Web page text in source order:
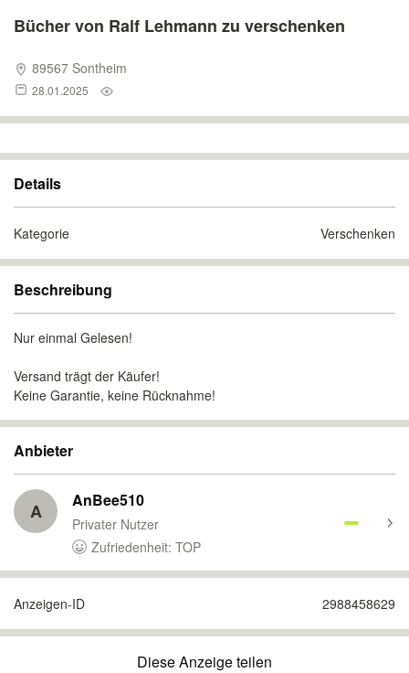
Bücher von Ralf Lehmann zu verschenken
89567 Sontheim
28.01.2025
Details
Kategorie Verschenken
Beschreibung
Nur einmal Gelesen!
Versand trägt der Käufer!
Keine Garantie, keine Rücknahme!
Anbieter
A AnBee510
Privater Nutzer
Zufriedenheit: TOP
Anzeigen-ID 2988458629
Diese Anzeige teilen